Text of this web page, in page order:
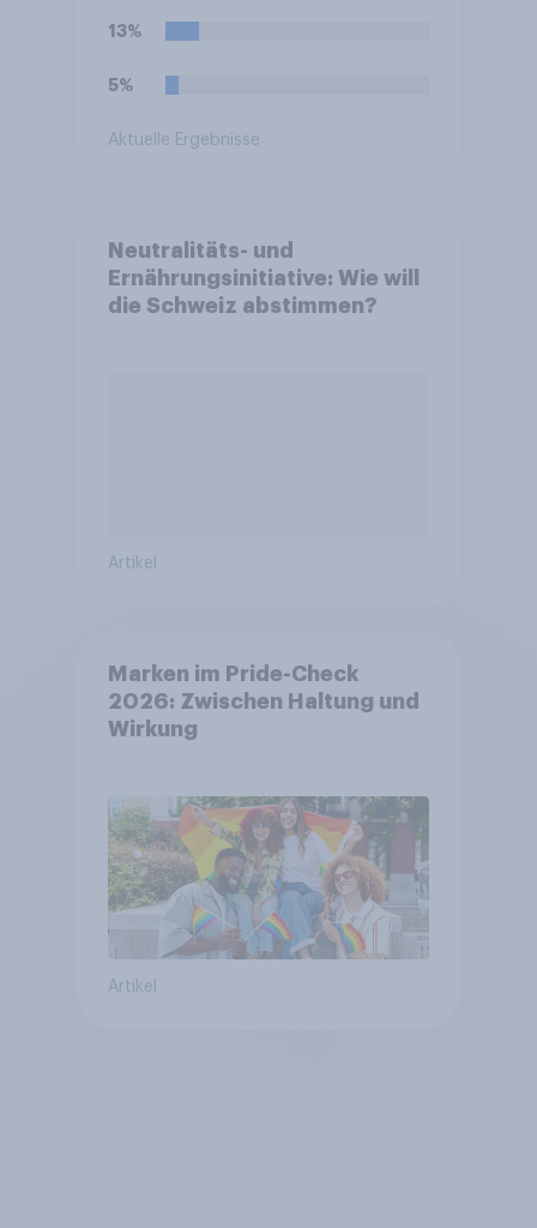
13%
5%
Aktuelle Ergebnisse
Neutralitäts- und
Ernährungsinitiative: Wie will
die Schweiz abstimmen?
Artikel
Marken im Pride-Check
2026: Zwischen Haltung und
Wirkung
Artikel